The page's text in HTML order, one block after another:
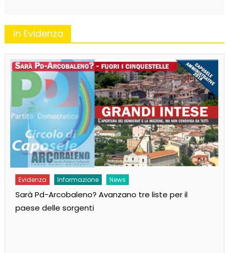
In Evidenza
Evidenza Informazione News
Sarà Pd-Arcobaleno? Avanzano tre liste per il
paese delle sorgenti